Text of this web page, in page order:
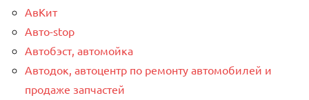
АвКит
Авто-stop
Автобэст, автомойка
Автодок, автоцентр по ремонту автомобилей и
продаже запчастей